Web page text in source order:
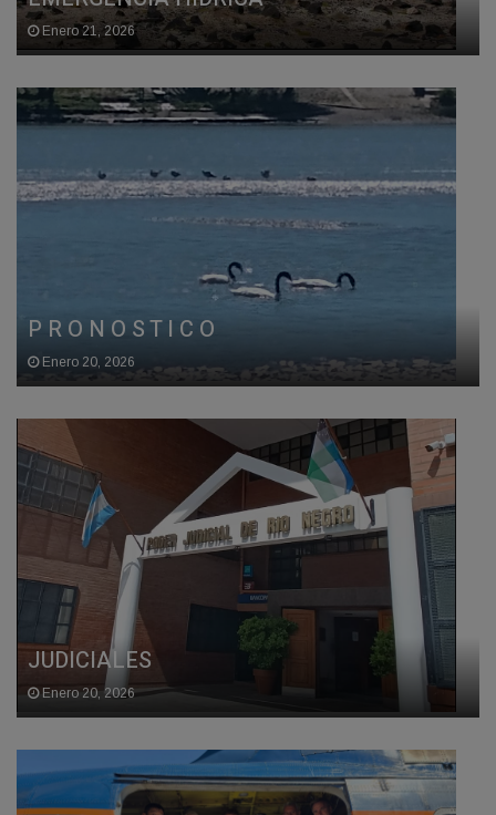
Enero 21, 2026
P R O N O S T I C O
Enero 20, 2026
JUDICIALES
Enero 20, 2026